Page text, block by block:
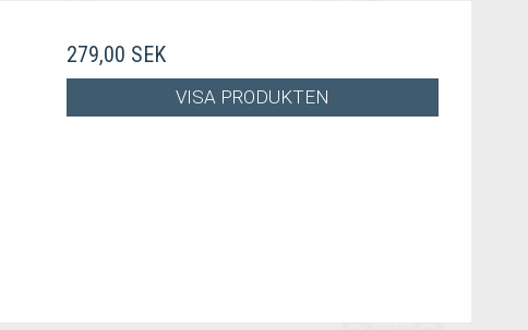
279,00 SEK
VISA PRODUKTEN